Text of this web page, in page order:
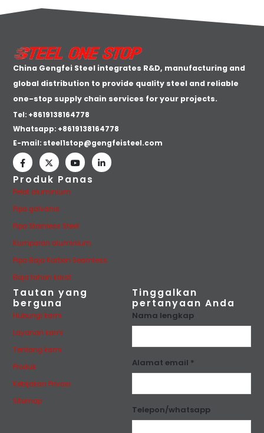
China Gengfei Steel integrates R&D, manufacturing and
global distribution to provide quality steel and reliable
one-stop supply chain services for your projects.
Tel: +8619138164778
Whatsapp: +8619138164778
E-mail: steel1stop@gengfeisteel.com
Produk Panas
Pelat aluminium
Pipa galvanis
Pipa Stainless Steel
Kumparan aluminium
Pipa Baja Karbon Seamless
Baja tahan karat
Tautan yang
berguna
Hubungi kami
Layanan kami
Tentang kami
Produk
Kebijakan Privasi
Sitemap
Tinggalkan
pertanyaan Anda
Nama lengkap
Alamat email *
Telepon/whatsapp